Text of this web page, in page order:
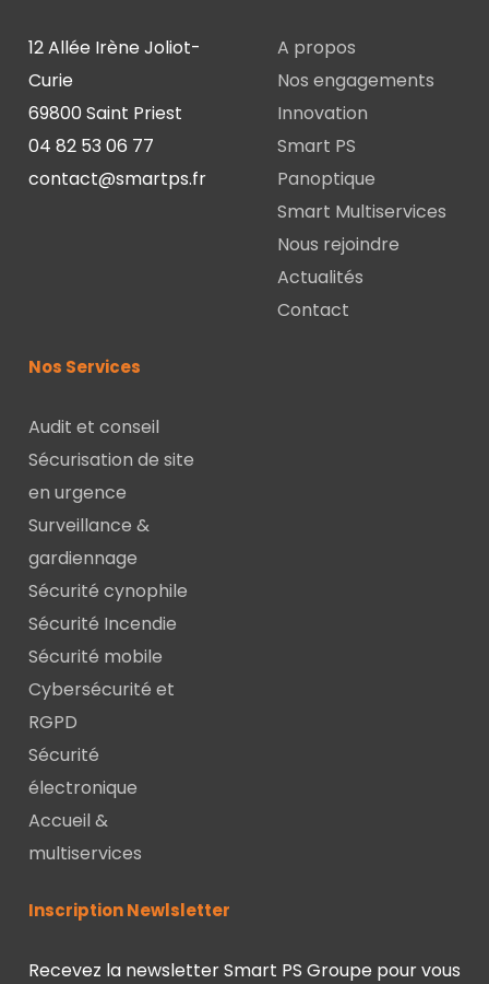
12 Allée Irène Joliot-
Curie
69800 Saint Priest
04 82 53 06 77
contact@smartps.fr
A propos
Nos engagements
Innovation
Smart PS
Panoptique
Smart Multiservices
Nous rejoindre
Actualités
Contact
Nos Services
Audit et conseil
Sécurisation de site
en urgence
Surveillance &
gardiennage
Sécurité cynophile
Sécurité Incendie
Sécurité mobile
Cybersécurité et
RGPD
Sécurité
électronique
Accueil &
multiservices
Inscription Newlsletter
Recevez la newsletter Smart PS Groupe pour vous